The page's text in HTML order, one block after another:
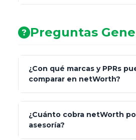
AA (Muy Fuerte)
Preguntas
¿Con qué marcas y PPRs
comparar en netWorth?
¿Cuánto cobra netWorth
asesoría?